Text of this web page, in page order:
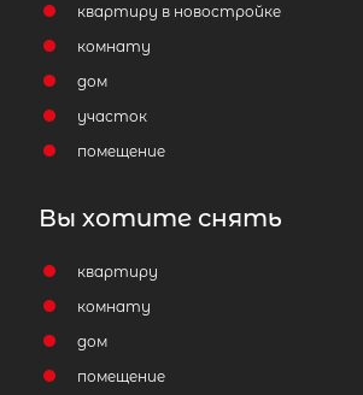
квартиру в новостройке
комнату
дом
участок
помещение
Вы хотите снять
квартиру
комнату
дом
помещение